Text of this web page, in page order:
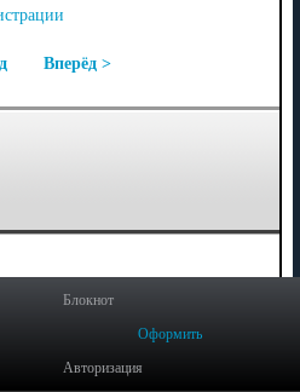
Вперёд >
Блокнот
Оформить
Авторизация